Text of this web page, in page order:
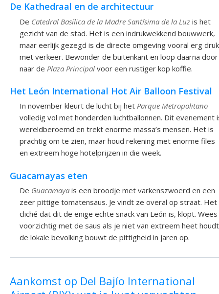
De Kathedraal en de architectuur
De Catedral Basílica de la Madre Santísima de la Luz is het
gezicht van de stad. Het is een indrukwekkend bouwwerk,
maar eerlijk gezegd is de directe omgeving vooral erg druk
met verkeer. Bewonder de buitenkant en loop daarna door
naar de Plaza Principal voor een rustiger kop koffie.
Het León International Hot Air Balloon Festival
In november kleurt de lucht bij het Parque Metropolitano
volledig vol met honderden luchtballonnen. Dit evenement
wereldberoemd en trekt enorme massa’s mensen. Het is
prachtig om te zien, maar houd rekening met enorme files
en extreem hoge hotelprijzen in die week.
Guacamayas eten
De Guacamaya is een broodje met varkenszwoerd en een
zeer pittige tomatensaus. Je vindt ze overal op straat. Het
cliché dat dit de enige echte snack van León is, klopt. Wees
voorzichtig met de saus als je niet van extreem heet
de lokale bevolking bouwt de pittigheid in jaren op.
Aankomst op Del Bajío International